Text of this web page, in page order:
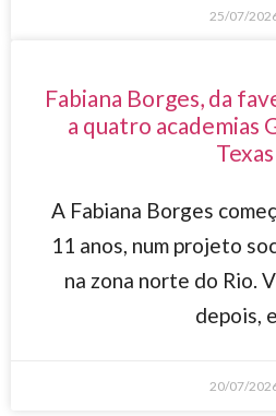
25/07/
Fabiana Borges, da
a quatro academias
Texas
A Fabiana Borges
11 anos, num projeto
na zona norte do Rio.
depois,
20/07/